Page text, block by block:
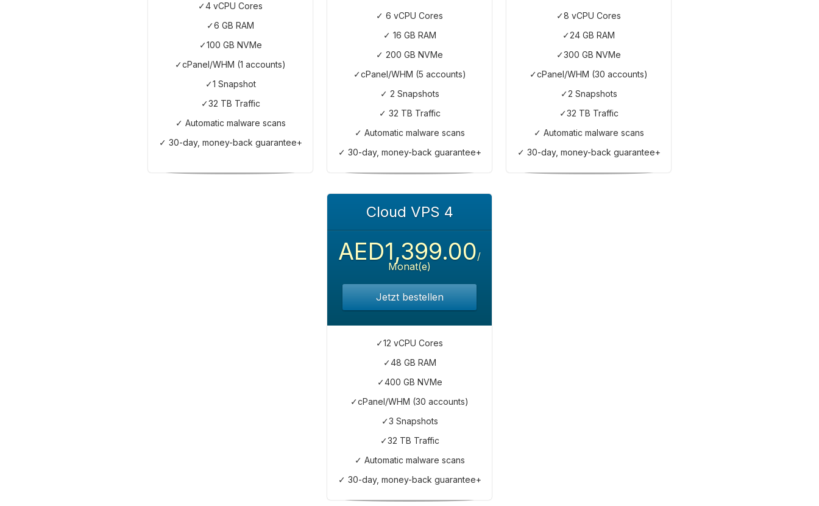
✓4 vCPU Cores
✓6 GB RAM
✓100 GB NVMe
✓cPanel/WHM (1 accounts)
✓1 Snapshot
✓32 TB Traffic
✓ Automatic malware scans
✓ 30-day, money-back guarantee+
✓ 6 vCPU Cores
✓ 16 GB RAM
✓ 200 GB NVMe
✓cPanel/WHM (5 accounts)
✓ 2 Snapshots
✓ 32 TB Traffic
✓ Automatic malware scans
✓ 30-day, money-back guarantee+
✓8 vCPU Cores
✓24 GB RAM
✓300 GB NVMe
✓cPanel/WHM (30 accounts)
✓2 Snapshots
✓32 TB Traffic
✓ Automatic malware scans
✓ 30-day, money-back guarantee+
Cloud VPS 4
AED1,399.00/
Monat(e)
Jetzt bestellen
✓12 vCPU Cores
✓48 GB RAM
✓400 GB NVMe
✓cPanel/WHM (30 accounts)
✓3 Snapshots
✓32 TB Traffic
✓ Automatic malware scans
✓ 30-day, money-back guarantee+